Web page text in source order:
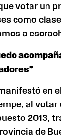
votar un
como
a
en
al
2013,
de